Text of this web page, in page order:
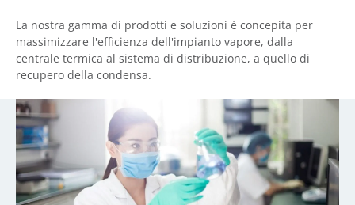
La nostra gamma di prodotti e soluzioni è concepita per
massimizzare l'efficienza dell'impianto vapore, dalla
centrale termica al sistema di distribuzione, a quello di
recupero della condensa.